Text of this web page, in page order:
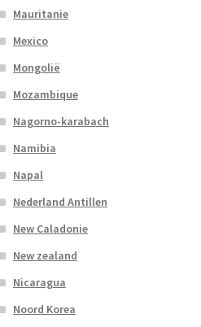
Mauritanie
Mexico
Mongolië
Mozambique
Nagorno-karabach
Namibia
Napal
Nederland Antillen
New Caladonie
New zealand
Nicaragua
Noord Korea